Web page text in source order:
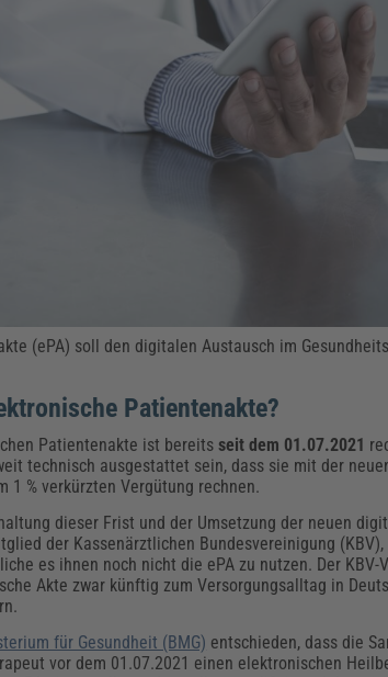
(ePA) soll den digitalen Austausch im
Patientenakte?
Patientenakte ist bereitsseit dem 01.07.2021
technisch ausgestattet sein, dass sie mit der
1 % verkürzten Vergütung rechnen.
dieser Frist und der Umsetzung der neuen
der Kassenärztlichen Bundesvereinigung
es ihnen noch nicht die ePA zu nutzen. Der
Akte zwar künftig zum Versorgungsalltag in
für Gesundheit (BMG) entschieden, dass die
vor dem 01.07.2021 einen elektronischen